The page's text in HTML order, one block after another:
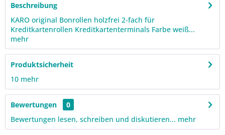
Beschreibung
KARO original Bonrollen holzfrei 2-fach für
Kreditkartenrollen Kreditkartenterminals Farbe weiß...
mehr
Produktsicherheit
10 mehr
Bewertungen
0
Bewertungen lesen, schreiben und diskutieren... mehr